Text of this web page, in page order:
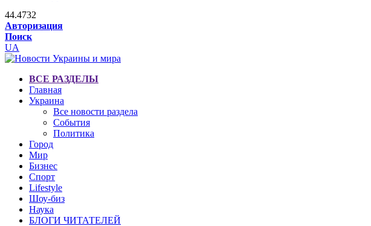
44.4732
Авторизация
Поиск
UA
ВСЕ РАЗДЕЛЫ
Главная
Украина
Все новости раздела
События
Политика
Город
Мир
Бизнес
Спорт
Lifestyle
Шоу-биз
Наука
БЛОГИ ЧИТАТЕЛЕЙ